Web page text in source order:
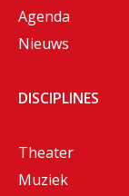
Agenda
Nieuws
DISCIPLINES
Theater
Muziek